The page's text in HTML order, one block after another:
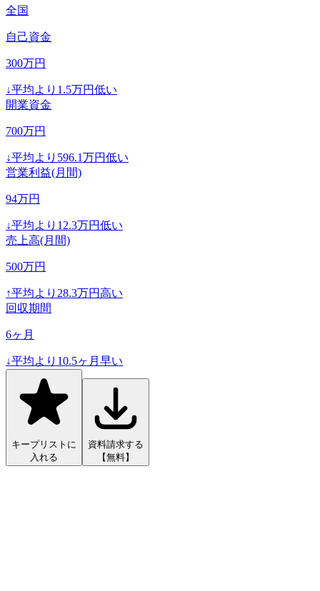
全国
自己資金
300万円
↓平均より 1.5万円低い
開業資金
700万円
↓平均より 596.1万円低い
営業利益(月間)
94万円
↓平均より 12.3万円低い
売上高(月間)
500万円
↑平均より 28.3万円高い
回収期間
6ヶ月
↓平均より 10.5ヶ月早い
キープリストに
入れる
資料請求する
【無料】